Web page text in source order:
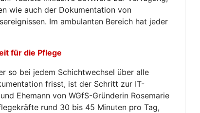
wie auch der Dokumentation von
Im ambulanten Bereich hat jeder
für die Pflege
so bei jedem Schichtwechsel über alle
frisst, ist der Schritt zur IT-
Ehemann von WGfS-Gründerin Rosemarie
rund 30 bis 45 Minuten pro Tag,